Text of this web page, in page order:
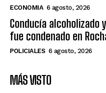
ECONOMIA 6 agosto, 2026
Conducía alcoholizado
fue condenado en
POLICIALES 6 agosto, 2026
MÁS VISTO